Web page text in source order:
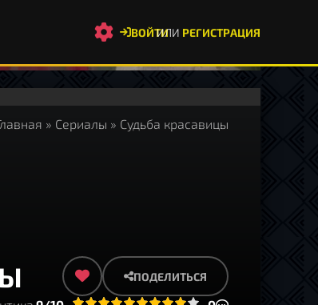
ВОЙТИИЛИ РЕГИСТРАЦИЯ
» Сериалы » Судьба красавицы
ПОДЕЛИТЬСЯ